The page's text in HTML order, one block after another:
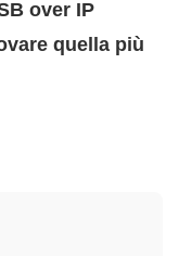
over IP
quella più